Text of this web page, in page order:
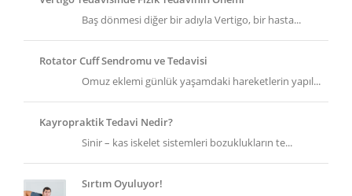
Baş dönmesi diğer bir adıyla Vertigo, bir hasta...
Rotator Cuff Sendromu ve Tedavisi
Omuz eklemi günlük yaşamdaki hareketlerin yapıl...
Kayropraktik Tedavi Nedir?
Sinir – kas iskelet sistemleri bozuklukların te...
Sırtım Oyuluyor!